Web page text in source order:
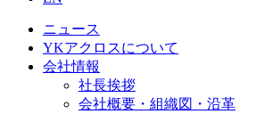
ニュース
YKアクロスについて
会社情報
社長挨拶
会社概要・組織図・沿革